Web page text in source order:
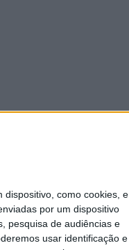
dispositivo, como cookies, e
por um dispositivo
pesquisa de audiências e
usar identificação e